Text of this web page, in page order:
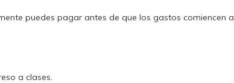
puedes pagar antes de que los gastos comiencen a
a clases.